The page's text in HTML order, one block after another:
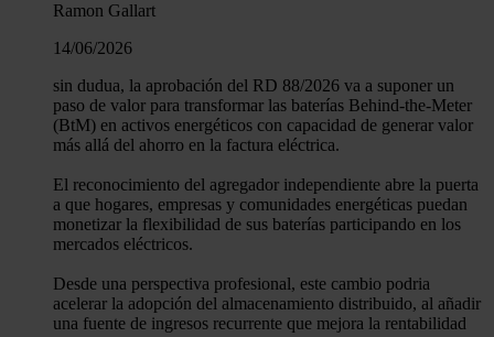
Ramon Gallart
14/06/2026
sin dudua, la aprobación del RD 88/2026 va a suponer un
paso de valor para transformar las baterías Behind-the-Meter
(BtM) en activos energéticos con capacidad de generar valor
más allá del ahorro en la factura eléctrica.
El reconocimiento del agregador independiente abre la puerta
a que hogares, empresas y comunidades energéticas puedan
monetizar la flexibilidad de sus baterías participando en los
mercados eléctricos.
Desde una perspectiva profesional, este cambio podria
acelerar la adopción del almacenamiento distribuido, al añadir
una fuente de ingresos recurrente que mejora la rentabilidad